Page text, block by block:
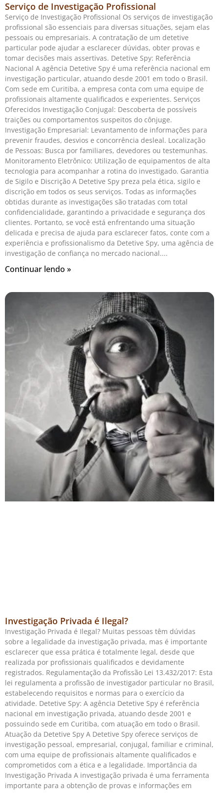
Serviço de Investigação Profissional
Serviço de Investigação Profissional Os serviços de investigação
profissional são essenciais para diversas situações, sejam elas
pessoais ou empresariais. A contratação de um detetive
particular pode ajudar a esclarecer dúvidas, obter provas e
tomar decisões mais assertivas. Detetive Spy: Referência
Nacional A agência Detetive Spy é uma referência nacional em
investigação particular, atuando desde 2001 em todo o Brasil.
Com sede em Curitiba, a empresa conta com uma equipe de
profissionais altamente qualificados e experientes. Serviços
Oferecidos Investigação Conjugal: Descoberta de possíveis
traições ou comportamentos suspeitos do cônjuge.
Investigação Empresarial: Levantamento de informações para
prevenir fraudes, desvios e concorrência desleal. Localização
de Pessoas: Busca por familiares, devedores ou testemunhas.
Monitoramento Eletrônico: Utilização de equipamentos de alta
tecnologia para acompanhar a rotina do investigado. Garantia
de Sigilo e Discrição A Detetive Spy preza pela ética, sigilo e
discrição em todos os seus serviços. Todas as informações
obtidas durante as investigações são tratadas com total
confidencialidade, garantindo a privacidade e segurança dos
clientes. Portanto, se você está enfrentando uma situação
delicada e precisa de ajuda para esclarecer fatos, conte com a
experiência e profissionalismo da Detetive Spy, uma agência de
investigação de confiança no mercado nacional.
Continuar lendo »
Investigação Privada é Ilegal?
Investigação Privada é Ilegal? Muitas pessoas têm dúvidas
sobre a legalidade da investigação privada, mas é importante
esclarecer que essa prática é totalmente legal, desde que
realizada por profissionais qualificados e devidamente
registrados. Regulamentação da Profissão Lei 13.432/2017: Esta
lei regulamenta a profissão de investigador particular no Brasil,
estabelecendo requisitos e normas para o exercício da
atividade. Detetive Spy: A agência Detetive Spy é referência
nacional em investigação privada, atuando desde 2001 e
possuindo sede em Curitiba, com atuação em todo o Brasil.
Atuação da Detetive Spy A Detetive Spy oferece serviços de
investigação pessoal, empresarial, conjugal, familiar e criminal,
com uma equipe de profissionais altamente qualificados e
comprometidos com a ética e a legalidade. Importância da
Investigação Privada A investigação privada é uma ferramenta
importante para a obtenção de provas e informações em